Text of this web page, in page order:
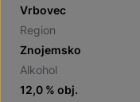
Vrbovec
Region
Znojemsko
Alkohol
12,0 % obj.